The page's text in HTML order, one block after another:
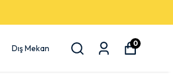
Dış Mekan 0